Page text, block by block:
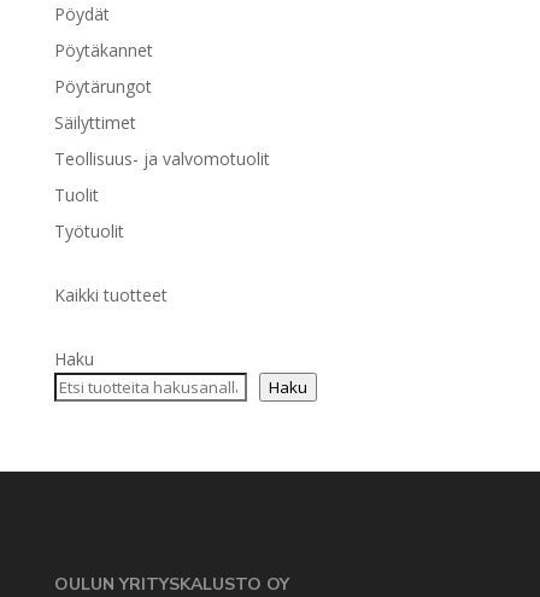
Pöydät
Pöytäkannet
Pöytärungot
Säilyttimet
Teollisuus- ja valvomotuolit
Tuolit
Työtuolit
Kaikki tuotteet
Haku
Haku
OULUN YRITYSKALUSTO OY